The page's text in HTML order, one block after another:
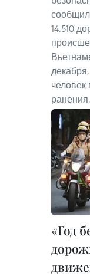
14.510
человек
ранения.
«Год